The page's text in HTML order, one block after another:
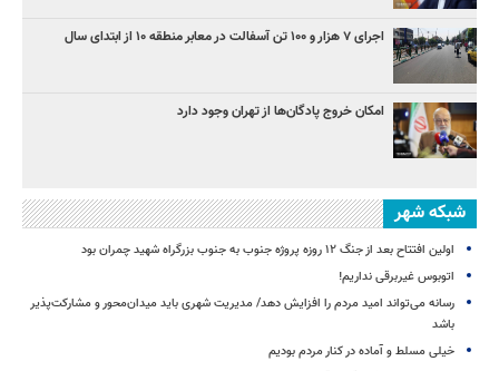
اجرای ۷ هزار و ۱۰۰ تن آسفالت در معابر منطقه ۱۰ از ابتدای سال
امکان خروج پادگان‌ها از تهران وجود دارد
شبکه شهر
اولین افتتاح بعد از جنگ ۱۲ روزه پروژه‌ جنوب به جنوب بزرگراه شهید چمران بود
اتوبوس غیربرقی نداریم!
رسانه می‌تواند امید مردم را افزایش دهد/ مدیریت شهری باید میدان‌محور و مشارکت‌پذیر
باشد
خیلی مسلط و آماده در کنار مردم بودیم